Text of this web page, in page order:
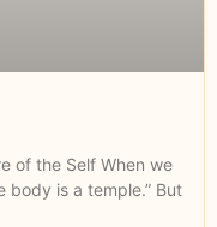
of the Self When we
body is a temple.” But